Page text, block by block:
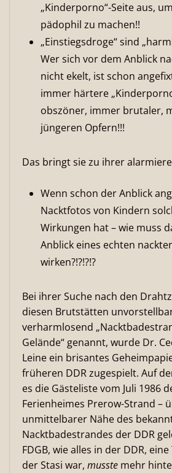
„Kinderporno“-Seite aus,
pädophil zu machen!!
„Einstiegsdroge“ sind
Wer sich vor dem Anblick
nicht ekelt, ist schon
immer härtere
obszöner, immer brutaler,
jüngeren Opfern!!!
Das bringt sie zu ihrer
Wenn schon der Anblick
Nacktfotos von Kindern
Wirkungen hat – wie muss
Anblick eines echten
wirken?!?!?!?
Bei ihrer Suche nach den
diesen Brutstätten
verharmlosend
Gelände“ genannt, wurde Dr.
Leine ein brisantes
früheren DDR zugespielt. Auf
es die Gästeliste vom Juli 1986
Ferienheimes Prerow-Strand –
unmittelbarer Nähe des
Nacktbadestrandes der DDR
FDGB, wie alles in der DDR,
der Stasi war, musste mehr